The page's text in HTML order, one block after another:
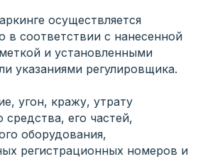
осуществляется
в соответствии с нанесенной
и установленными
указаниями регулировщика.
угон, кражу, утрату
средства, его частей,
оборудования,
регистрационных номеров и